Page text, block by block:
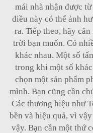
mái nhà nhận được
điều này có thể ảnh
ra. Tiếp theo, hãy
trời bạn muốn. Có
khác nhau. Một số
trong khi một số
chọn một sản phẩm
mình. Bạn cũng cần
Các thương hiệu như
bền và hiệu quả, vì
vậy. Bạn cần một thứ